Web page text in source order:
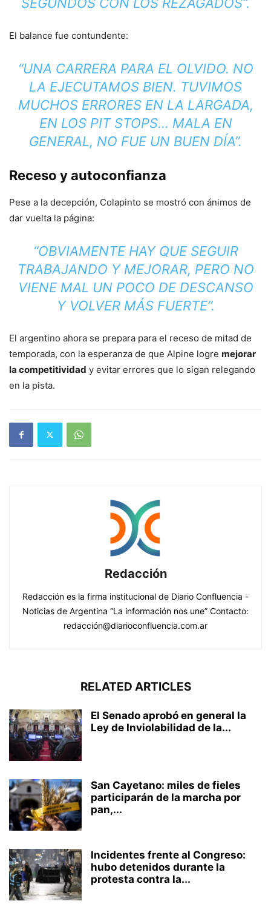
El balance fue contundente:
“UNA CARRERA PARA EL OLVIDO. NO
LA EJECUTAMOS BIEN. TUVIMOS
MUCHOS ERRORES EN LA LARGADA,
EN LOS PIT STOPS… MALA EN
GENERAL, NO FUE UN BUEN DÍA”.
Receso y autoconfianza
Pese a la decepción, Colapinto se mostró con ánimos de
dar vuelta la página:
“OBVIAMENTE HAY QUE SEGUIR
TRABAJANDO Y MEJORAR, PERO NO
VIENE MAL UN POCO DE DESCANSO
Y VOLVER MÁS FUERTE”.
El argentino ahora se prepara para el receso de mitad de
temporada, con la esperanza de que Alpine logre mejorar
la competitividad y evitar errores que lo sigan relegando
en la pista.
Redacción
Redacción es la firma institucional de Diario Confluencia -
Noticias de Argentina “La información nos une” Contacto:
redacción@diarioconfluencia.com.ar
RELATED ARTICLES
El Senado aprobó en general la
Ley de Inviolabilidad de la...
San Cayetano: miles de fieles
participarán de la marcha por
pan,...
Incidentes frente al Congreso:
hubo detenidos durante la
protesta contra la...